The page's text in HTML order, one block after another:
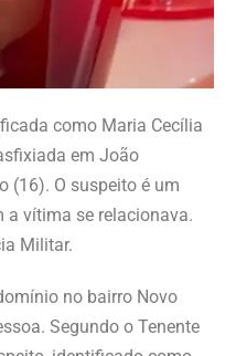
como Maria Cecília
em João
(16). O suspeito é um
a vítima se relacionava.
Militar.
no bairro Novo
Segundo o Tenente